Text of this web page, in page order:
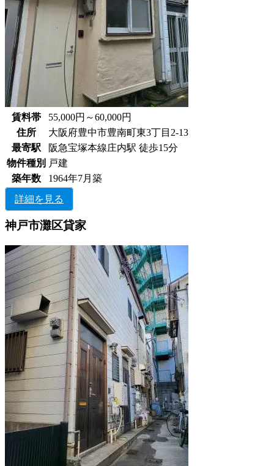
賃料帯
55,000円～60,000円
住所
大阪府豊中市豊南町東3丁目2-13
最寄駅
阪急宝塚本線庄内駅 徒歩15分
物件種別 戸建
築年数
1964年7月築
詳細を見る
神戸市灘区貸家